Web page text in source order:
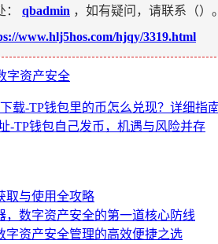
qbadmin ，如有疑问，请联系（）。
www.hlj5hos.com/hjqy/3319.html
字资产安全
载-TP钱包里的币怎么兑现？详细指
-TP钱包自己发币，机遇与风险并存
取与使用全攻略
，数字资产安全的第一道核心防线
字资产安全管理的高效便捷之选